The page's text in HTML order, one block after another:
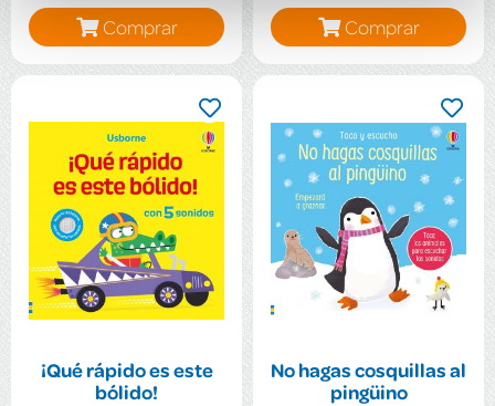
Comprar
Comprar
¡Qué rápido es este
bólido!
No hagas cosquillas al
pingüino